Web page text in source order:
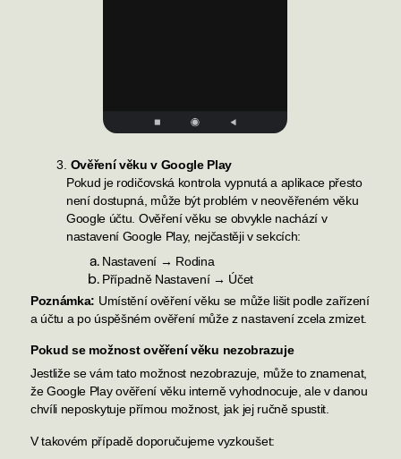
3 Ověření věku v Google Play
Pokud je rodičovská kontrola vypnutá a aplikace přesto
není dostupná, může být problém v neověřeném věku
Google účtu. Ověření věku se obvykle nachází v
nastavení Google Play, nejčastěji v sekcích:
Nastavení → Rodina
Případně Nastavení → Účet
Poznámka: Umístění ověření věku se může lišit podle zařízení
a účtu a po úspěšném ověření může z nastavení zcela zmizet.
Pokud se možnost ověření věku nezobrazuje
Jestliže se vám tato možnost nezobrazuje, může to znamenat,
že Google Play ověření věku interně vyhodnocuje, ale v danou
chvíli neposkytuje přímou možnost, jak jej ručně spustit.
V takovém případě doporučujeme vyzkoušet: